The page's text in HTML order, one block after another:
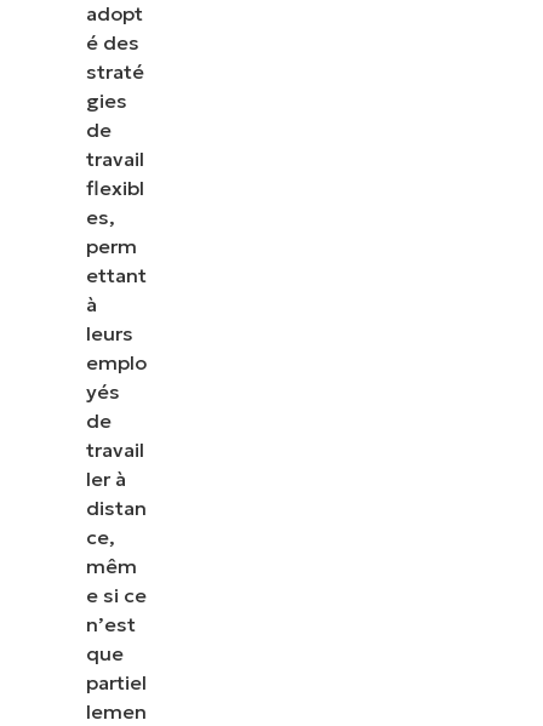
adopt
é des
straté
gies
de
travail
flexibl
es,
perm
ettant
à
leurs
emplo
yés
de
travail
ler à
distan
ce,
mêm
e si ce
n’est
que
partiel
lemen